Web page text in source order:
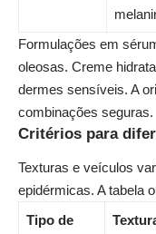
Formulações em
oleosas. Creme
dermes sensíveis. A
combinações seguras.
Critérios para
Texturas e veículos
epidérmicas. A tabela
Tipo de